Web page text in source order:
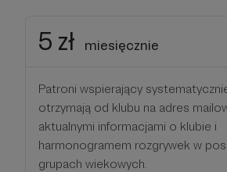
5 zł miesięcznie
Patroni wspierający
otrzymają od klubu na adres
aktualnymi informacjami o klubie i
harmonogramem rozgrywek w
grupach wiekowych.